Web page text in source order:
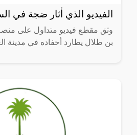
الفيديو الذي أثار ضجة في
وثق مقطع فيديو متداول على منصة
بن طلال يطارد أحفاده في مدينة